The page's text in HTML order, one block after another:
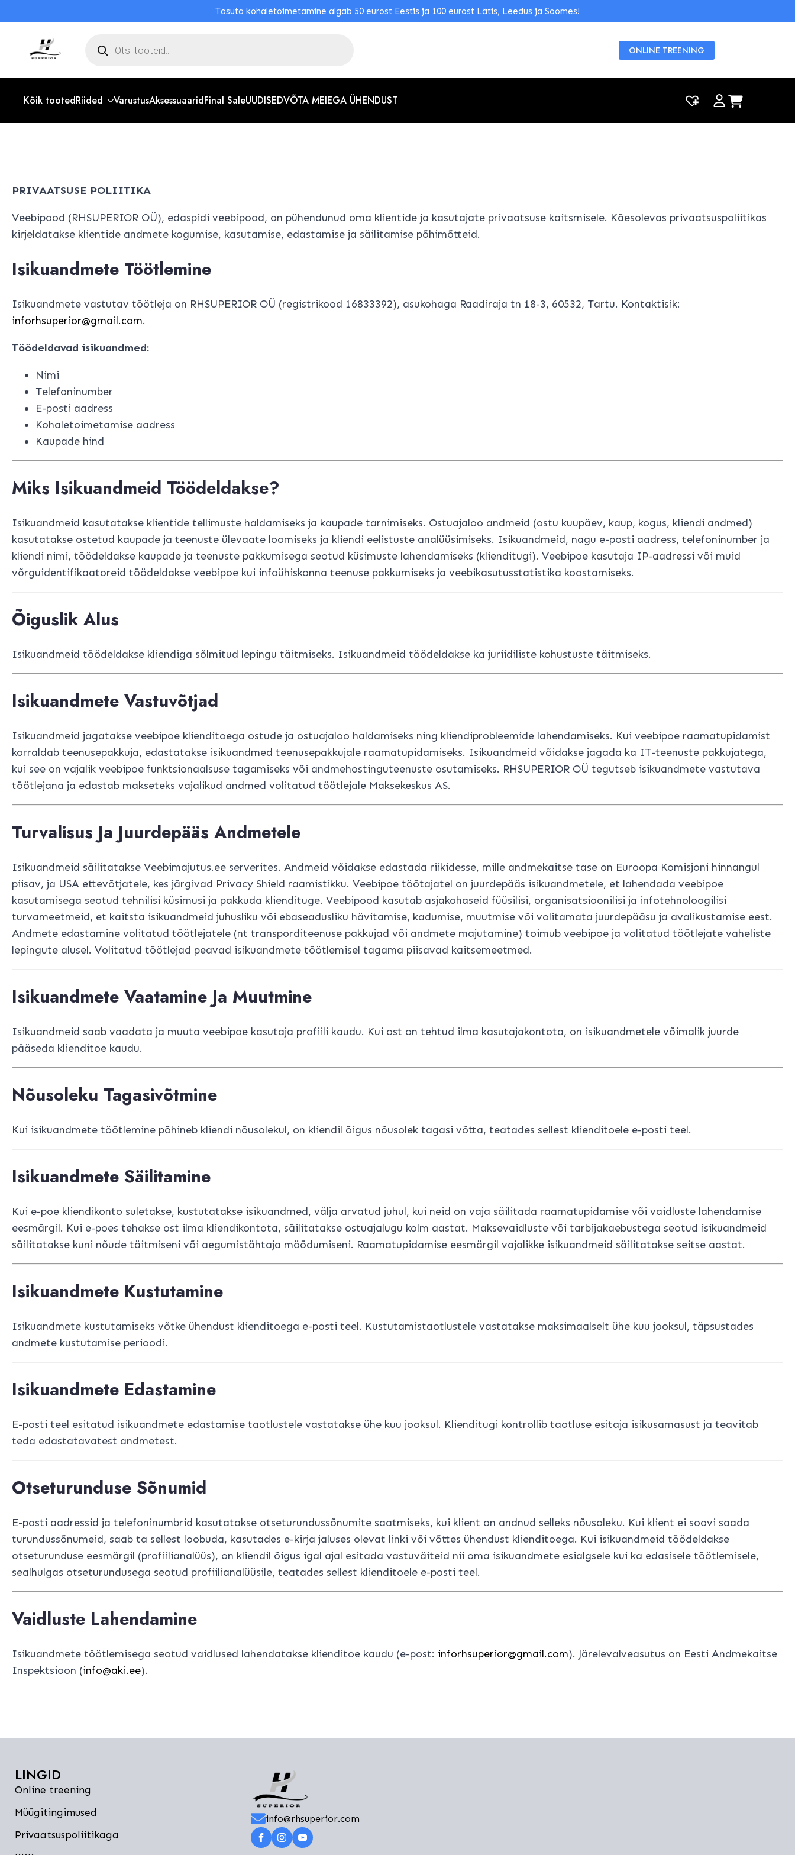
Tasuta kohaletoimetamine algab 50 eurost Eestis ja 100 eurost Lätis, Leedus ja Soomes!
otsing
ONLINE TREENING
Kõik tootedRiided VarustusAksessuaaridFinal SaleUUDISEDVÕTA MEIEGA ÜHENDUST
PRIVAATSUSE POLIITIKA
Veebipood (RHSUPERIOR OÜ), edaspidi veebipood, on pühendunud oma klientide ja kasutajate privaatsuse kaitsmisele. Käesolevas privaatsuspoliitikas
kirjeldatakse klientide andmete kogumise, kasutamise, edastamise ja säilitamise põhimõtteid.
Isikuandmete Töötlemine
Isikuandmete vastutav töötleja on RHSUPERIOR OÜ (registrikood 16833392), asukohaga Raadiraja tn 18-3, 60532, Tartu. Kontaktisik:
inforhsuperior@gmail.com.
Töödeldavad isikuandmed:
Nimi
Telefoninumber
E-posti aadress
Kohaletoimetamise aadress
Kaupade hind
Miks Isikuandmeid Töödeldakse?
Isikuandmeid kasutatakse klientide tellimuste haldamiseks ja kaupade tarnimiseks. Ostuajaloo andmeid (ostu kuupäev, kaup, kogus, kliendi andmed)
kasutatakse ostetud kaupade ja teenuste ülevaate loomiseks ja kliendi eelistuste analüüsimiseks. Isikuandmeid, nagu e-posti aadress, telefoninumber ja
kliendi nimi, töödeldakse kaupade ja teenuste pakkumisega seotud küsimuste lahendamiseks (klienditugi). Veebipoe kasutaja IP-aadressi või muid
võrguidentifikaatoreid töödeldakse veebipoe kui infoühiskonna teenuse pakkumiseks ja veebikasutusstatistika koostamiseks.
Õiguslik Alus
Isikuandmeid töödeldakse kliendiga sõlmitud lepingu täitmiseks. Isikuandmeid töödeldakse ka juriidiliste kohustuste täitmiseks.
Isikuandmete Vastuvõtjad
Isikuandmeid jagatakse veebipoe klienditoega ostude ja ostuajaloo haldamiseks ning kliendiprobleemide lahendamiseks. Kui veebipoe raamatupidamist
korraldab teenusepakkuja, edastatakse isikuandmed teenusepakkujale raamatupidamiseks. Isikuandmeid võidakse jagada ka IT-teenuste pakkujatega,
kui see on vajalik veebipoe funktsionaalsuse tagamiseks või andmehostinguteenuste osutamiseks. RHSUPERIOR OÜ tegutseb isikuandmete vastutava
töötlejana ja edastab makseteks vajalikud andmed volitatud töötlejale Maksekeskus AS.
Turvalisus Ja Juurdepääs Andmetele
Isikuandmeid säilitatakse Veebimajutus.ee serverites. Andmeid võidakse edastada riikidesse, mille andmekaitse tase on Euroopa Komisjoni hinnangul
piisav, ja USA ettevõtjatele, kes järgivad Privacy Shield raamistikku. Veebipoe töötajatel on juurdepääs isikuandmetele, et lahendada veebipoe
kasutamisega seotud tehnilisi küsimusi ja pakkuda kliendituge. Veebipood kasutab asjakohaseid füüsilisi, organisatsioonilisi ja infotehnoloogilisi
turvameetmeid, et kaitsta isikuandmeid juhusliku või ebaseadusliku hävitamise, kadumise, muutmise või volitamata juurdepääsu ja avalikustamise eest.
Andmete edastamine volitatud töötlejatele (nt transporditeenuse pakkujad või andmete majutamine) toimub veebipoe ja volitatud töötlejate vaheliste
lepingute alusel. Volitatud töötlejad peavad isikuandmete töötlemisel tagama piisavad kaitsemeetmed.
Isikuandmete Vaatamine Ja Muutmine
Isikuandmeid saab vaadata ja muuta veebipoe kasutaja profiili kaudu. Kui ost on tehtud ilma kasutajakontota, on isikuandmetele võimalik juurde
pääseda klienditoe kaudu.
Nõusoleku Tagasivõtmine
Kui isikuandmete töötlemine põhineb kliendi nõusolekul, on kliendil õigus nõusolek tagasi võtta, teatades sellest klienditoele e-posti teel.
Isikuandmete Säilitamine
Kui e-poe kliendikonto suletakse, kustutatakse isikuandmed, välja arvatud juhul, kui neid on vaja säilitada raamatupidamise või vaidluste lahendamise
eesmärgil. Kui e-poes tehakse ost ilma kliendikontota, säilitatakse ostuajalugu kolm aastat. Maksevaidluste või tarbijakaebustega seotud isikuandmeid
säilitatakse kuni nõude täitmiseni või aegumistähtaja möödumiseni. Raamatupidamise eesmärgil vajalikke isikuandmeid säilitatakse seitse aastat.
Isikuandmete Kustutamine
Isikuandmete kustutamiseks võtke ühendust klienditoega e-posti teel. Kustutamistaotlustele vastatakse maksimaalselt ühe kuu jooksul, täpsustades
andmete kustutamise perioodi.
Isikuandmete Edastamine
E-posti teel esitatud isikuandmete edastamise taotlustele vastatakse ühe kuu jooksul. Klienditugi kontrollib taotluse esitaja isikusamasust ja teavitab
teda edastatavatest andmetest.
Otseturunduse Sõnumid
E-posti aadressid ja telefoninumbrid kasutatakse otseturundussõnumite saatmiseks, kui klient on andnud selleks nõusoleku. Kui klient ei soovi saada
turundussõnumeid, saab ta sellest loobuda, kasutades e-kirja jaluses olevat linki või võttes ühendust klienditoega. Kui isikuandmeid töödeldakse
otseturunduse eesmärgil (profiilianalüüs), on kliendil õigus igal ajal esitada vastuväiteid nii oma isikuandmete esialgsele kui ka edasisele töötlemisele,
sealhulgas otseturundusega seotud profiilianalüüsile, teatades sellest klienditoele e-posti teel.
Vaidluste Lahendamine
Isikuandmete töötlemisega seotud vaidlused lahendatakse klienditoe kaudu (e-post: inforhsuperior@gmail.com). Järelevalveasutus on Eesti Andmekaitse
Inspektsioon (info@aki.ee).
LINGID
Online treening
Müügitingimused
Privaatsuspoliitikaga
info@rhsuperior.com​
Astu Klubi Liikmeks!
Klubi liige saab alati -5% soodustust!
MA TAHAN ALLAHINDLUST